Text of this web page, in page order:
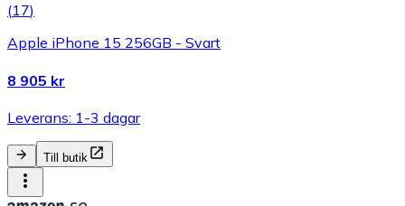
(17)
Apple iPhone 15 256GB - Svart
8 905 kr
Leverans: 1-3 dagar
Till butik